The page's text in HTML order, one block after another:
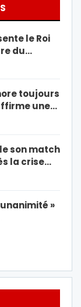
le Roi
du…
toujours
une…
son match
la crise…
»